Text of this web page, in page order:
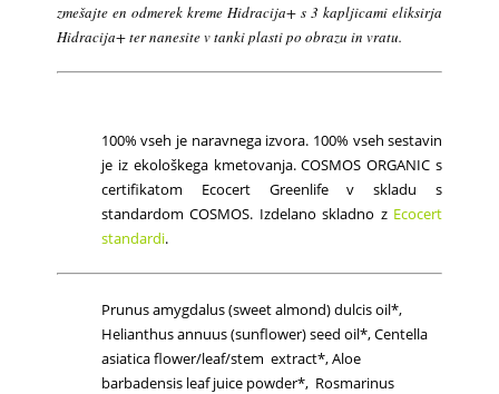
zmešajte en odmerek kreme Hidracija+ s 3 kapljicami eliksirja
Hidracija+ ter nanesite v tanki plasti po obrazu in vratu.
100% vseh je naravnega izvora. 100% vseh sestavin
je iz ekološkega kmetovanja. COSMOS ORGANIC s
certifikatom Ecocert Greenlife v skladu s
standardom COSMOS. Izdelano skladno z Ecocert
standardi.
Prunus amygdalus (sweet almond) dulcis oil*,
Helianthus annuus (sunflower) seed oil*, Centella
asiatica flower/leaf/stem extract*, Aloe
barbadensis leaf juice powder*, Rosmarinus